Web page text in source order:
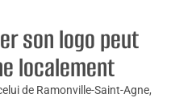
son logo peut
localement
de Ramonville-Saint-Agne,